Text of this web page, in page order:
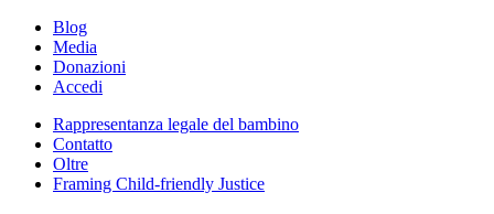
Blog
Media
Donazioni
Accedi
Rappresentanza legale del bambino
Contatto
Oltre
Framing Child-friendly Justice